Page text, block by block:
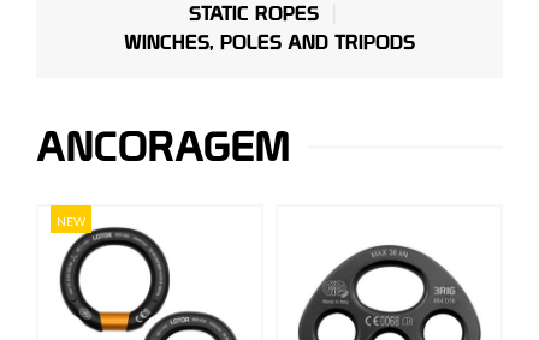
STATIC ROPES
WINCHES, POLES AND TRIPODS
ANCORAGEM
NEW